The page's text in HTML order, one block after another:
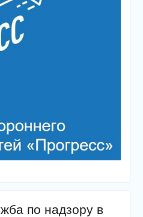
по надзору в